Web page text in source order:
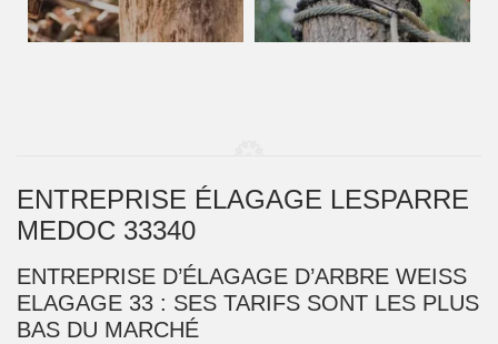
ENTREPRISE ÉLAGAGE LESPARRE
MEDOC 33340
ENTREPRISE D’ÉLAGAGE D’ARBRE WEISS
ELAGAGE 33 : SES TARIFS SONT LES PLUS
BAS DU MARCHÉ